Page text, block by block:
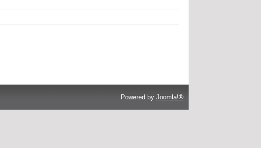
Powered by Joomla!®